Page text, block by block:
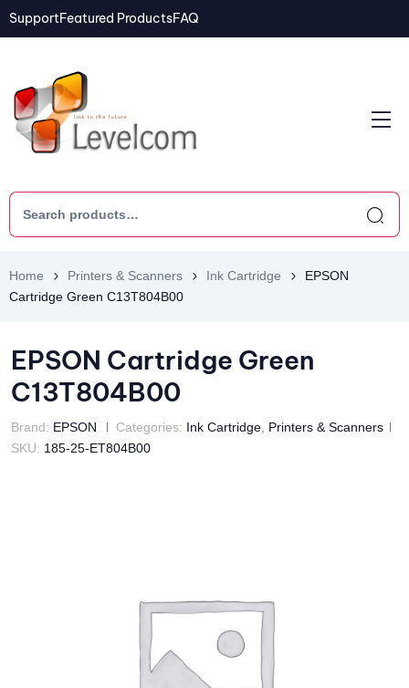
SupportFeatured ProductsFAQ
Home Printers & Scanners Ink Cartridge
EPSON
Cartridge Green C13T804B00
EPSON Cartridge Green
C13T804B00
Brand: EPSON Categories: Ink Cartridge Printers & Scanners
SKU: 185-25-ET804B00